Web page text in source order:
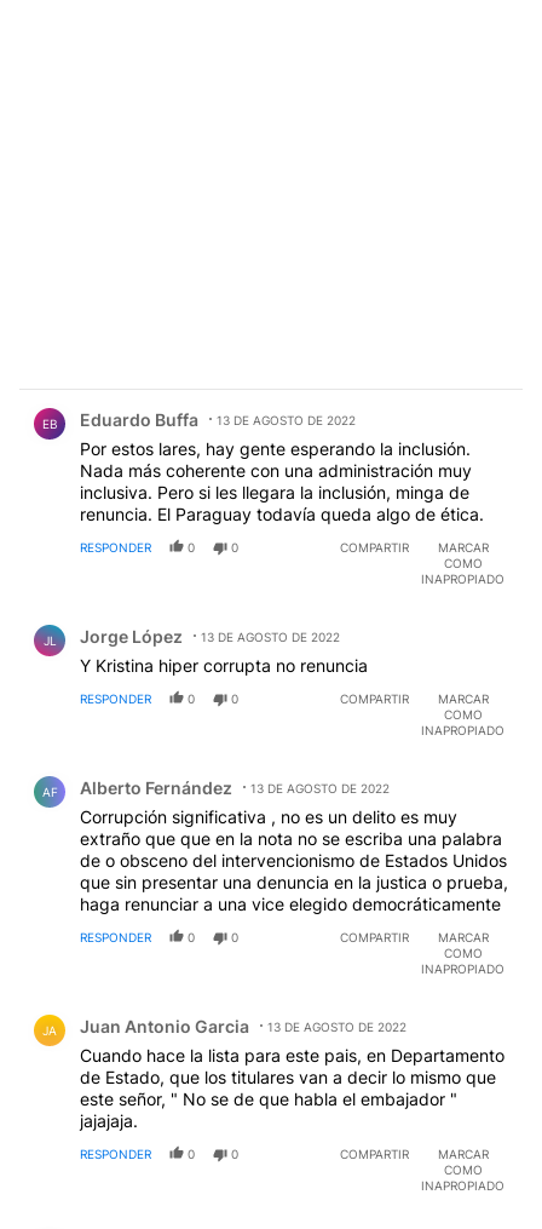
EB Eduardo Buffa 13 DE AGOSTO DE 2022
Por estos lares, hay gente esperando la inclusión.
Nada más coherente con una administración muy
inclusiva. Pero si les llegara la inclusión, minga de
renuncia. El Paraguay todavía queda algo de ética.
RESPONDER 0 0 COMPARTIR
MARCAR
COMO
INAPROPIADO
JL Jorge López 13 DE AGOSTO DE 2022
Y Kristina hiper corrupta no renuncia
RESPONDER 0 0 COMPARTIR
MARCAR
COMO
INAPROPIADO
AF Alberto Fernández 13 DE AGOSTO DE 2022
Corrupción significativa , no es un delito es muy
extraño que que en la nota no se escriba una palabra
de o obsceno del intervencionismo de Estados Unidos
que sin presentar una denuncia en la justica o prueba,
haga renunciar a una vice elegido democráticamente
RESPONDER 0 0 COMPARTIR
MARCAR
COMO
INAPROPIADO
JA Juan Antonio Garcia 13 DE AGOSTO DE 2022
Cuando hace la lista para este pais, en Departamento
de Estado, que los titulares van a decir lo mismo que
este señor, " No se de que habla el embajador "
jajajaja.
RESPONDER 0 0 COMPARTIR
MARCAR
COMO
INAPROPIADO